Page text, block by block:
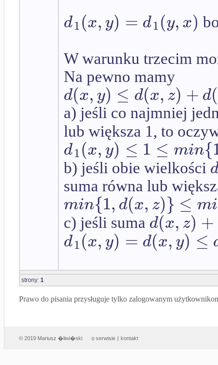
d1(x,y) = d1(y,x)
W warunku trzecim
Na pewno mamy
d(x,y) ≤ d(x,z) + d(
a) jeśli co najmniej
lub większa 1, to
d1(x,y) ≤ 1 ≤ min{
b) jeśli obie wielkości
suma równa lub
min{1,d(x,z)} ≤ mi
c) jeśli suma d(x,z) +
d1(x,y) = d(x,y) ≤
strony: 1
Prawo do pisania przysługuje tylko zalogowanym
© 2019 Mariusz �liwi�ski o serwisie | kontakt